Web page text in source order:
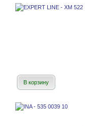
В корзину